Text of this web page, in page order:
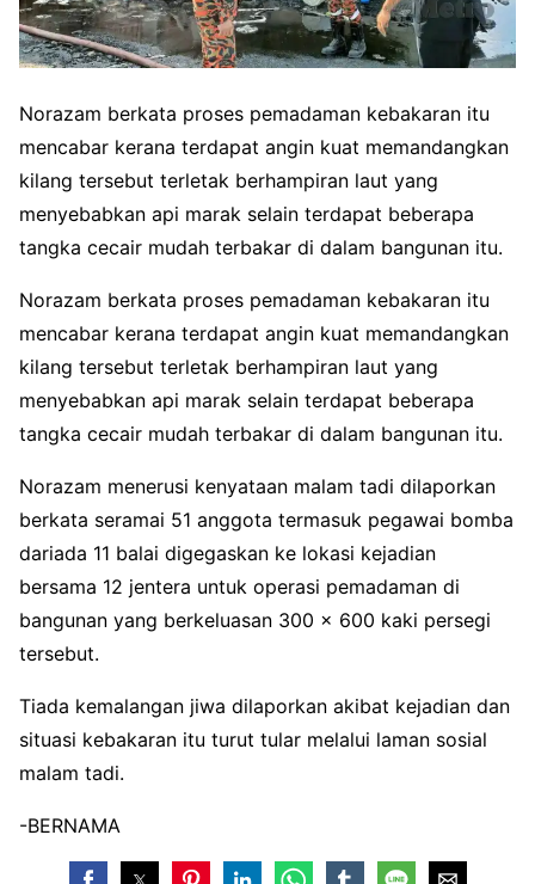
Norazam berkata proses pemadaman kebakaran itu
mencabar kerana terdapat angin kuat memandangkan
kilang tersebut terletak berhampiran laut yang
menyebabkan api marak selain terdapat beberapa
tangka cecair mudah terbakar di dalam bangunan itu.
Norazam berkata proses pemadaman kebakaran itu
mencabar kerana terdapat angin kuat memandangkan
kilang tersebut terletak berhampiran laut yang
menyebabkan api marak selain terdapat beberapa
tangka cecair mudah terbakar di dalam bangunan itu.
Norazam menerusi kenyataan malam tadi dilaporkan
berkata seramai 51 anggota termasuk pegawai bomba
dariada 11 balai digegaskan ke lokasi kejadian
bersama 12 jentera untuk operasi pemadaman di
bangunan yang berkeluasan 300 x 600 kaki persegi
tersebut.
Tiada kemalangan jiwa dilaporkan akibat kejadian dan
situasi kebakaran itu turut tular melalui laman sosial
malam tadi.
-BERNAMA